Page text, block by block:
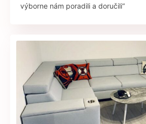
výborne nám poradili a doručili“